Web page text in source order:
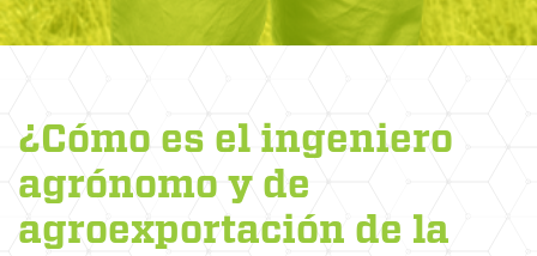
¿Cómo es el ingeniero
agrónomo y de
agroexportación de la